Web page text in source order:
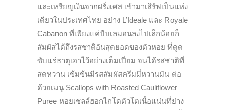
และเหรียญเงินจากฝรั่งเศส เข้ามาเสิร์ฟเป็นแห่ง
เดียวในประเทศไทย อย่าง L’Ideale และ Royale
Cabanon ที่เพียงแค่บีบเลมอนลงไปเล็กน้อยก็
สัมผัสได้ถึงรสชาติอันสุดยอดของตัวหอย ที่ดูด
ซับแร่ธาตุเอาไว้อย่างเต็มเปี่ยม จนได้รสชาติที่
สดหวาน เข้มข้นมีรสสัมผัสครีมมี่หวานมัน ต่อ
ด้วยเมนู Scallops with Roasted Cauliflower
Puree หอยเชลล์ฮอกไกโดตัวโตเนื้อแน่นที่ย่าง